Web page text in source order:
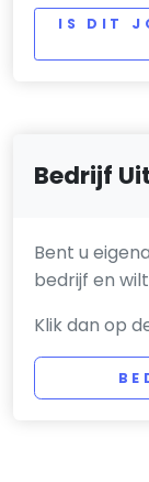
IS DIT
Bedrijf
Bent u
bedrijf en
Klik dan op